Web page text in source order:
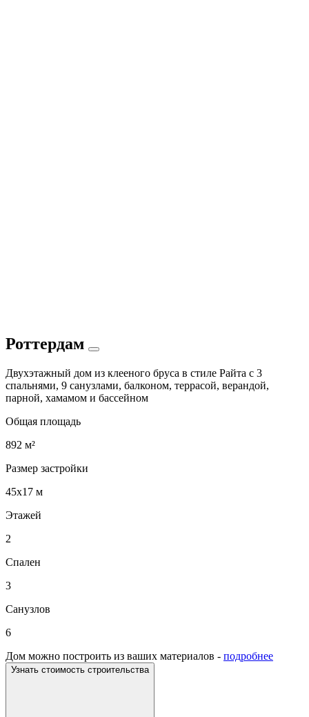
Роттердам
Двухэтажный дом из клееного бруса в стиле Райта с 3
спальнями, 9 санузлами, балконом, террасой, верандой,
парной, хамамом и бассейном
Общая площадь
892 м²
Размер застройки
45х17 м
Этажей
2
Спален
3
Санузлов
6
Дом можно построить из ваших материалов - подробнее
Узнать стоимость строительства